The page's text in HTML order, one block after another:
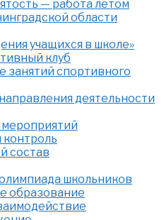
— работа летом
области
учащихся в школе»
клуб
занятий спортивного
деятельности
состав
школьников
образование